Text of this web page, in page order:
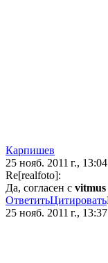
Карпишев
25 нояб. 2011 г.,
Re[realfoto]:
Да, согласен с vitmus
ОтветитьЦитировать
25 нояб. 2011 г.,